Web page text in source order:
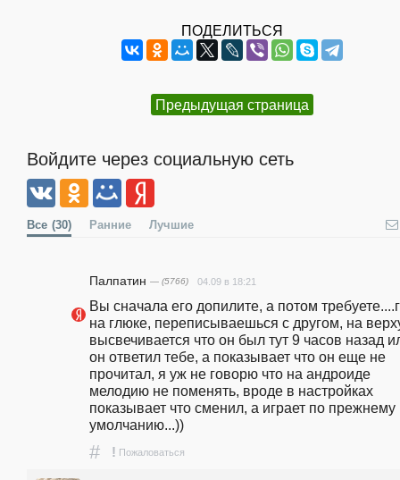
ПОДЕЛИТЬСЯ
Предыдущая страница
Войдите через социальную сеть
Все (30) Ранние Лучшие
Палпатин — (5766) 04.09 в 18:21
Вы сначала его допилите, а потом
на глюке, переписываешься с другом, на
высвечивается что он был тут 9 часов назад
он ответил тебе, а показывает что он еще не
прочитал, я уж не говорю что на андроиде
мелодию не поменять, вроде в настройках
показывает что сменил, а играет по прежнему
умолчанию...))
# ! Пожаловаться